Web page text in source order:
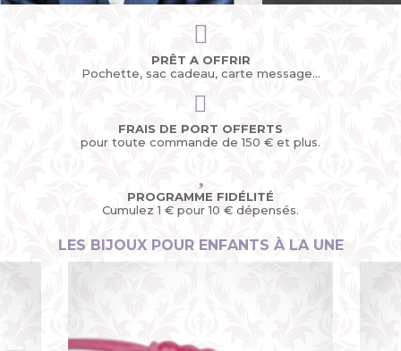
PRÊT A OFFRIR
Pochette, sac cadeau, carte message...
FRAIS DE PORT OFFERTS
pour toute commande de 150 € et plus.
PROGRAMME FIDÉLITÉ
Cumulez 1 € pour 10 € dépensés.
LES BIJOUX POUR ENFANTS À LA UNE